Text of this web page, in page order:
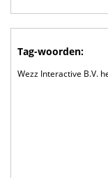
Tag-woorden:
Wezz Interactive B.V.